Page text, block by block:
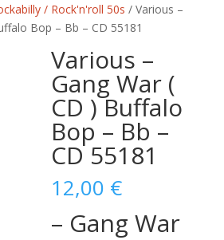
/ Rock'n'roll 50s / Various –
Bop – Bb – CD 55181
Various –
Gang War (
CD ) Buffalo
Bop – Bb –
CD 55181
12,00 €
– Gang War